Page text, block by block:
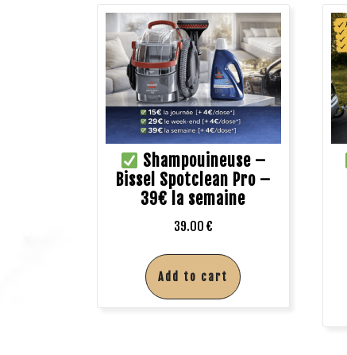
Shampouineuse –
Bissel Spotclean Pro –
39€ la semaine
39.00 €
Add to cart